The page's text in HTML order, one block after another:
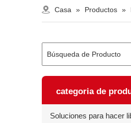
Casa » Productos »
categoria de